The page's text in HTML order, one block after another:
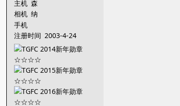
主机 森
相机 纳
手机
注册时间 2003-4-24